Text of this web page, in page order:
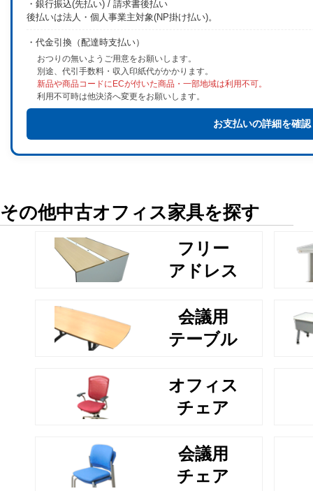
・銀行振込(先払い) / 請求書後払い
後払いは法人・個人事業主対象(NP掛け払い)。
・代金引換（配達時支払い）
おつりの無いようご用意をお願いします。
別途、代引手数料・収入印紙代がかかります。
新品や商品コードにECが付いた商品・一部地域は利用不可。
利用不可時は他決済へ変更をお願いします。
お支払いの詳細を確認
その他中古オフィス家具を探す
フリー
アドレス
会議用
テーブル
オフィス
チェア
会議用
チェア